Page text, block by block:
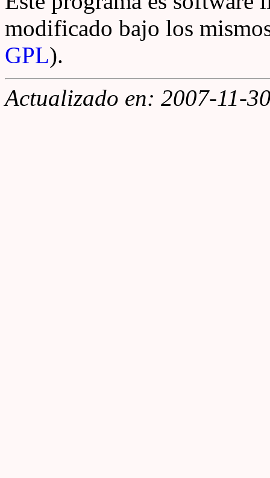
modificado bajo los
GPL).
Actualizado en: 2007-11-